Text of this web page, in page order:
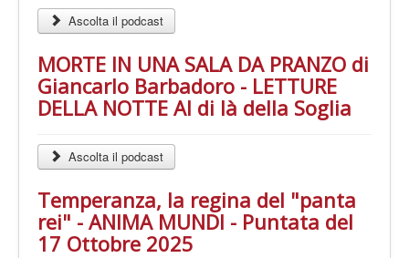
Ascolta il podcast
MORTE IN UNA SALA DA PRANZO di
Giancarlo Barbadoro - LETTURE
DELLA NOTTE Al di là della Soglia
Ascolta il podcast
Temperanza, la regina del "panta
rei" - ANIMA MUNDI - Puntata del
17 Ottobre 2025